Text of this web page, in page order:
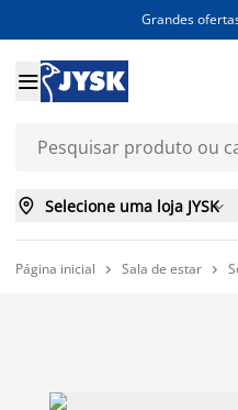
Grandes

 Selecione uma loja JYSK
Página inicial  Sala de estar 